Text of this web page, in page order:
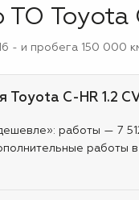
ТО Toyota
- и пробега 150 000
Toyota C-HR 1.2
работы — 7
работы